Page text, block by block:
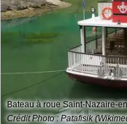
Bateau à roue Saint-Nazaire-
Crédit Photo : Patafisik